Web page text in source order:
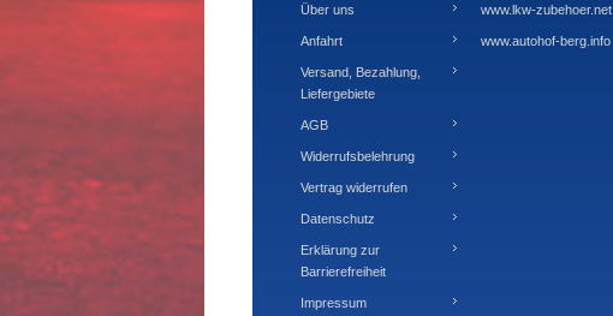
Über uns
Anfahrt
Versand, Bezahlung,
Liefergebiete
AGB
Widerrufsbelehrung
Vertrag widerrufen
Datenschutz
Erklärung zur
Barrierefreiheit
Impressum
www.lkw-zubehoer.net
www.autohof-berg.info